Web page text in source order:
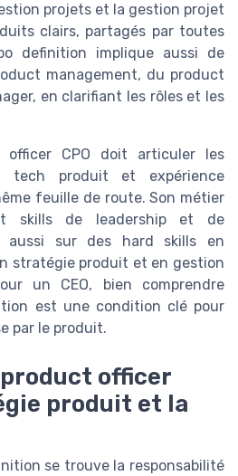
projets et la gestion projet
clairs, partagés par toutes
definition implique aussi de
management, du product
en clarifiant les rôles et les
CPO doit articuler les
tech produit et expérience
feuille de route. Son métier
skills de leadership et de
aussi sur des hard skills en
stratégie produit et en gestion
un CEO, bien comprendre
est une condition clé pour
par le produit.
officer
produit et la
se trouve la responsabilité